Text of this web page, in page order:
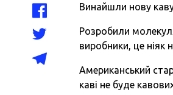
Винайшли нову
Розробили
виробники, це
Американський
каві не буде